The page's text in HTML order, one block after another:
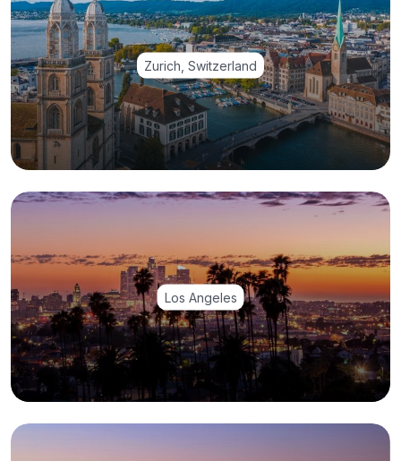
Zurich, Switzerland
Los Angeles